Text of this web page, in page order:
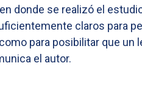
donde se realizó el
claros para
para posibilitar que
el autor.